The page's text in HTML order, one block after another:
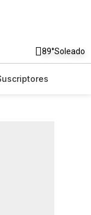
89°Soleado